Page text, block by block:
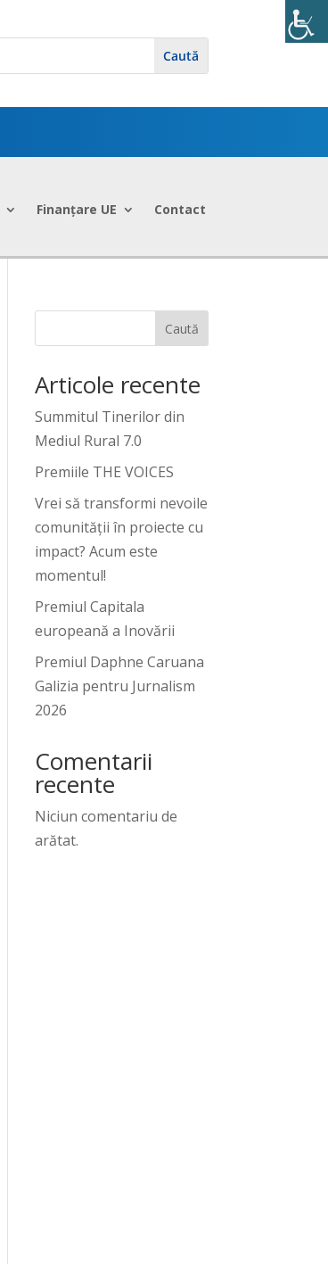
Finanțare UE Contact
Caută
Articole recente
Summitul Tinerilor din
Mediul Rural 7.0
Premiile THE VOICES
Vrei să transformi nevoile
comunității în proiecte cu
impact? Acum este
momentul!
Premiul Capitala
europeană a Inovării
Premiul Daphne Caruana
Galizia pentru Jurnalism
2026
Comentarii
recente
Niciun comentariu de
arătat.